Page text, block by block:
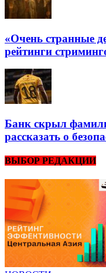
«Очень странные
рейтинги
Банк скрыл
рассказать о
ВЫБОР РЕДАКЦИИ